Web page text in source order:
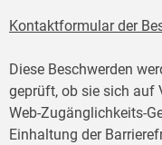
Kontaktformular der
Diese Beschwerden
geprüft, ob sie sich auf
Web-Zugänglichkeits-
Einhaltung der